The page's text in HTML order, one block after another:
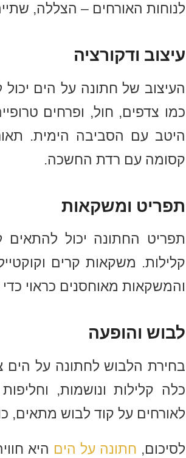
לנוחות האורחים – הצללה,
עיצוב ודקורציה
העיצוב של חתונה על הים
כמו צדפים, חול, ופרחים
היטב עם הסביבה הימית.
קסומה עם רדת החשכה.
תפריט ומשקאות
תפריט החתונה יכול להתאים
קלילות. משקאות קרים
והמשקאות מאוחסנים כראוי
לבוש והופעה
בחירת הלבוש לחתונה על הים
כלה קלילות ונושמות,
לאורחים על קוד לבוש מתאים,
לסיכום, חתונה על הים היא